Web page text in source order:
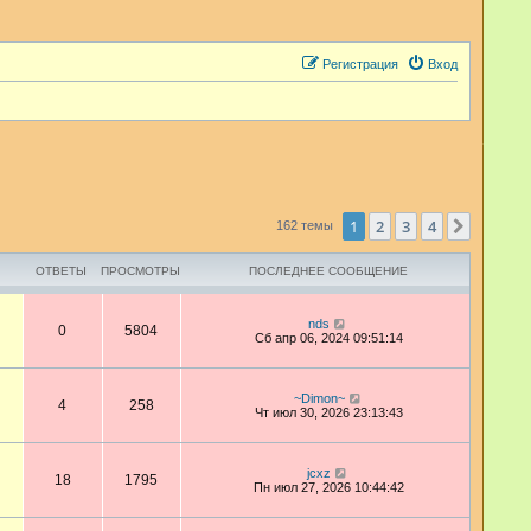
Вход
Регистрация
162 темы 1 2 3 4
ОТВЕТЫ ПРОСМОТРЫ ПОСЛЕДНЕЕ СООБЩЕНИЕ
0 5804
nds
Сб апр 06, 2024 09:51:14
4 258
~Dimon~
Чт июл 30, 2026 23:13:43
18 1795
jcxz
Пн июл 27, 2026 10:44:42